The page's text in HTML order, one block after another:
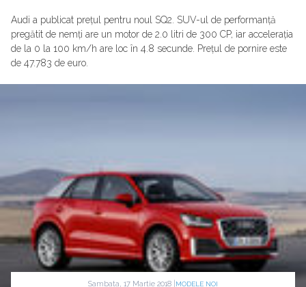
Audi a publicat prețul pentru noul SQ2. SUV-ul de performanță
pregătit de nemți are un motor de 2.0 litri de 300 CP, iar accelerația
de la 0 la 100 km/h are loc în 4.8 secunde. Prețul de pornire este
de 47.783 de euro.
Sambata, 17 Martie 2018 | MODELE NOI